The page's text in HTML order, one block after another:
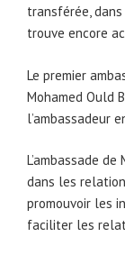
transférée,
trouve encore
Le premier
Mohamed Ould
l’ambassadeur
L’ambassade
dans les
promouvoir les
faciliter les